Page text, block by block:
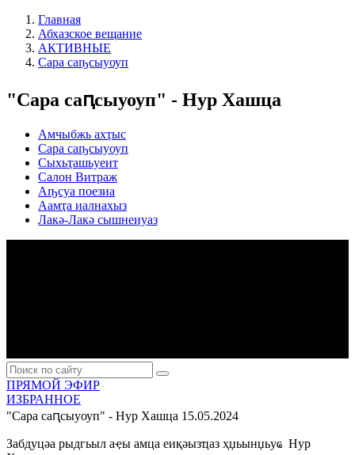
Главная
Абхазское вещание
АКТИВНЫЕ
Сара саҧсыуоуп
"Сара саԥсыуоуп" - Нур Хашца
Амчыбжь ахҭыс
Сара саҧсыуоуп
Сыхьҭашьуеит
Салон Витраж
Аҧсуа поезиа
Аамҭа иалнахыз
Лакә-Лакә сышнеиуаз
ПРЯМОЙ ЭФИР
ИЗБРАННОЕ
"Сара саԥсыуоуп" - Нур Хашца 15.05.2024
Забдуцәа рыдгьыл аҿы амца еиқәызҵаз ҳџьынџьуҩ Нур